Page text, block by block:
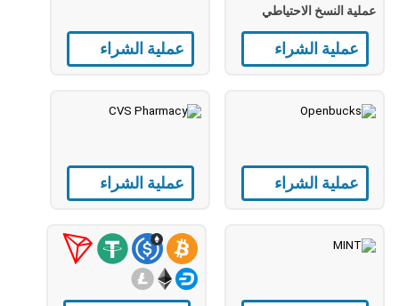
عملية النسخ الاحتياطي
عملية الشراء عملية الشراء
عملية الشراء عملية الشراء